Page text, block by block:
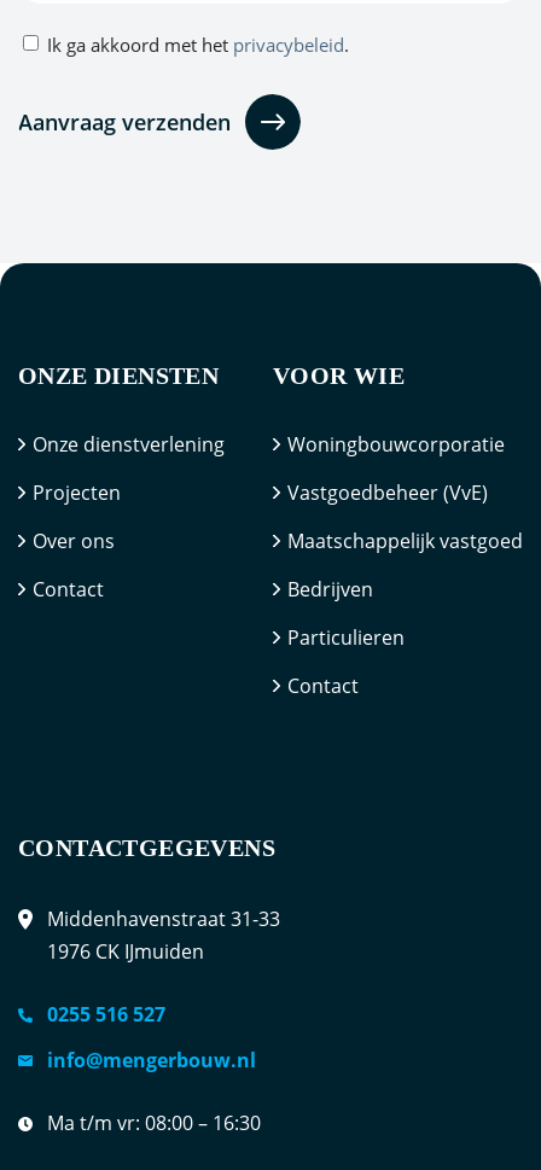
Privacybeleid
Ik ga akkoord met het privacybeleid.
ONZE DIENSTEN
Onze dienstverlening
Projecten
Over ons
Contact
VOOR WIE
Woningbouwcorporatie
Vastgoedbeheer (VvE)
Maatschappelijk vastgoed
Bedrijven
Particulieren
Contact
CONTACTGEGEVENS
Middenhavenstraat 31-33
1976 CK IJmuiden
0255 516 527
info@mengerbouw.nl
Ma t/m vr: 08:00 – 16:30